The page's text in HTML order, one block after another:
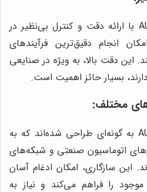
محرک‌های برقی AUMA با ارائه دقت و کنترل بی‌نظیر در
انجام دقیق‌ترین فرآیندهای
این دقت بالا، به ویژه در صنایعی
بسیار حائز اهمیت است.
مختلف:
محرک‌های برقی AUMA به گونه‌ای طراحی شده‌اند که به
اتوماسیون صنعتی و شبکه‌های
این سازگاری، امکان ادغام آسان
را فراهم می‌کند و نیاز به